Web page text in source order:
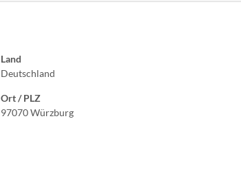
Land
Deutschland
Ort / PLZ
97070 Würzburg